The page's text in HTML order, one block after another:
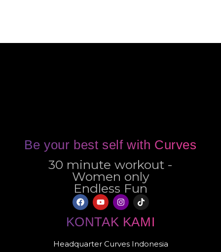
Be your best self with Curves
30 minute workout -
Women only
Endless Fun
KONTAK KAMI
Headquarter Curves Indonesia